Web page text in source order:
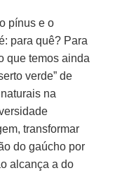
pínus e o
para quê? Para
que temos ainda
verde” de
na
transformar
do gaúcho por
alcança a do